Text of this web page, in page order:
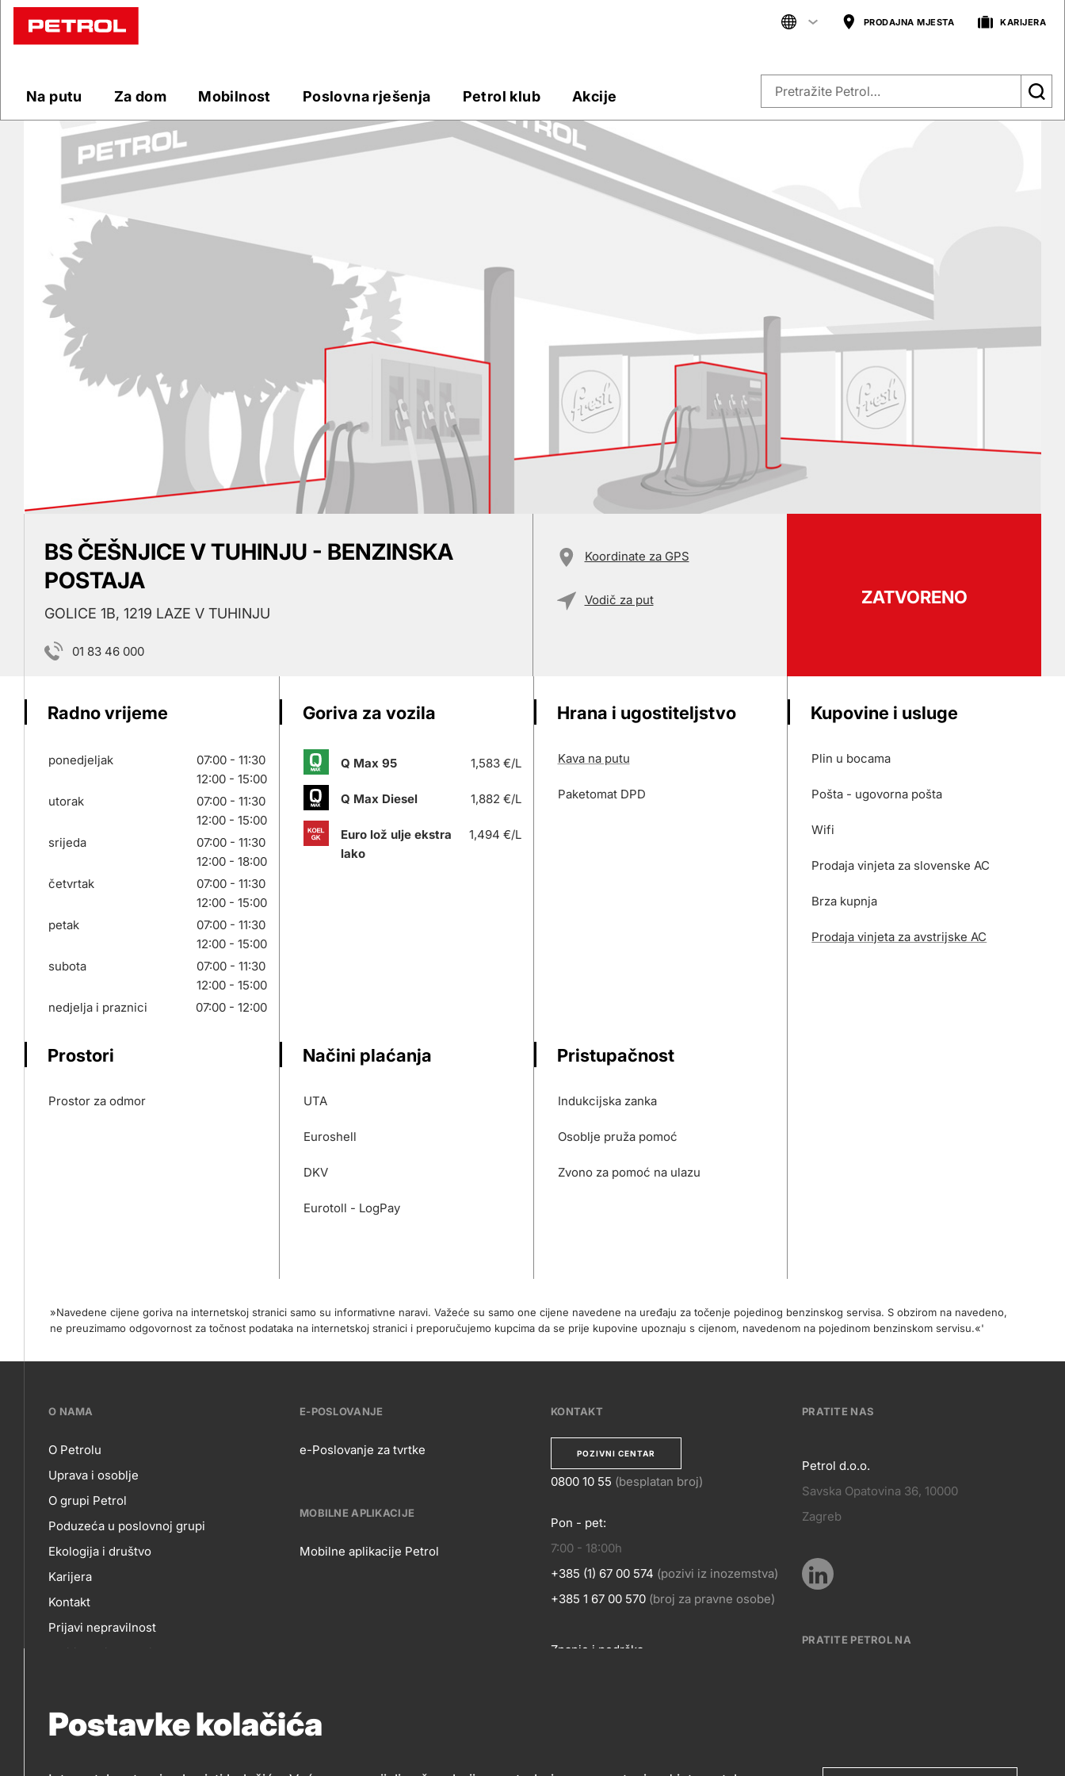
Postavke kolačića
Prodajna
mjesta
Na putu Za dom Mobilnost Poslovna rješenja Petrol klub Akcije
PRODAJNA MJESTA KARIJERA
ZATVORENO
BS ČEŠNJICE V TUHINJU - BENZINSKA
POSTAJA
GOLICE 1B, 1219 LAZE V TUHINJU
01 83 46 000
Koordinate za GPS
Vodič za put
Radno vrijeme
ponedjeljak
07:00 - 11:30
12:00 - 15:00
utorak
07:00 - 11:30
12:00 - 15:00
srijeda
07:00 - 11:30
12:00 - 18:00
četvrtak
07:00 - 11:30
12:00 - 15:00
petak
07:00 - 11:30
12:00 - 15:00
subota
07:00 - 11:30
12:00 - 15:00
nedjelja i praznici
07:00 - 12:00
Goriva za vozila
Q Max 95 1,583 €/L
Q Max Diesel 1,882 €/L
Euro lož ulje ekstra
lako
1,494 €/L
Hrana i ugostiteljstvo
Kava na putu
Paketomat DPD
Kupovine i usluge
Plin u bocama
Pošta - ugovorna pošta
Wifi
Prodaja vinjeta za slovenske AC
Brza kupnja
Prodaja vinjeta za avstrijske AC
Prostori
Prostor za odmor
Načini plaćanja
UTA
Euroshell
DKV
Eurotoll - LogPay
Pristupačnost
Indukcijska zanka
Osoblje pruža pomoć
Zvono za pomoć na ulazu
»Navedene cijene goriva na internetskoj stranici samo su informativne naravi. Važeće su samo one cijene navedene na uređaju za točenje pojedinog benzinskog servisa. S obzirom na navedeno,
ne preuzimamo odgovornost za točnost podataka na internetskoj stranici i preporučujemo kupcima da se prije kupovine upoznaju s cijenom, navedenom na pojedinom benzinskom servisu.«'
???
petrol-
skupno.footer-
title???
O NAMA
O
NAMA
O Petrolu
Uprava i osoblje
O grupi Petrol
Poduzeća u poslovnoj grupi
Ekologija i društvo
Karijera
Kontakt
Prijavi nepravilnost
Politika privatnosti
E-POSLOVANJE
E-
POSLOVANJE
e-Poslovanje za tvrtke
MOBILNE APLIKACIJE
Mobilne aplikacije Petrol
KONTAKT
POZIVNI CENTAR
KONTAKT
0800 10 55 (besplatan broj)
Pon - pet:
7:00 - 18:00h
+385 (1) 67 00 574 (pozivi iz inozemstva)
+385 1 67 00 570 (broj za pravne osobe)
Znanje i podrška
PRATITE NAS
Pratite
nas
Petrol d.o.o.
Savska Opatovina 36, 10000
Zagreb
Pratite
nas
Social
PRATITE PETROL NA